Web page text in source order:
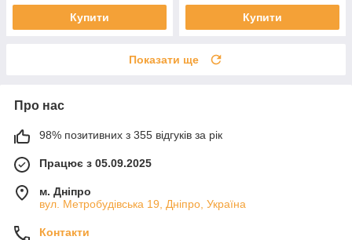
Купити Купити
Показати ще
Про нас
98% позитивних з 355 відгуків за рік
Працює з 05.09.2025
м. Дніпро
вул. Метробудівська 19, Дніпро, Україна
Контакти